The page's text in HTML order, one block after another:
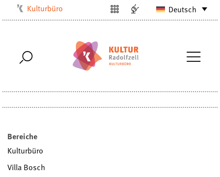
Kulturbüro
Stadtarchiv
Stadtbibliothek
Villa Bosch
Deutsch
Bereiche
Kulturbüro
Villa Bosch